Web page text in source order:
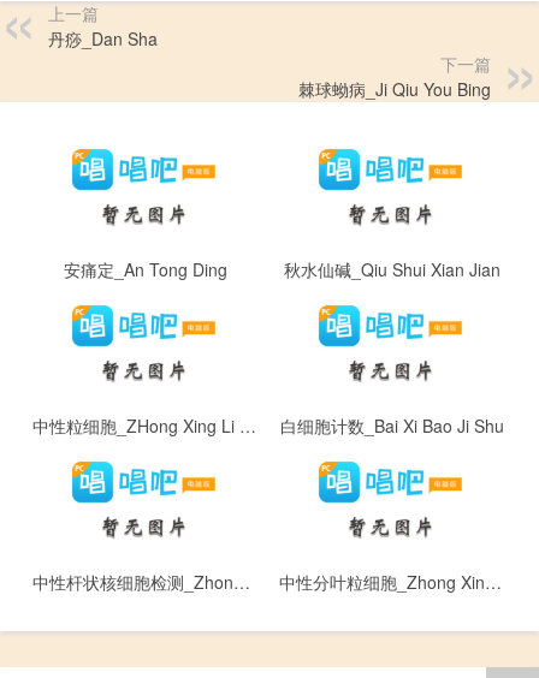
上一篇
丹痧_Dan Sha
下一篇
棘球蚴病_Ji Qiu You Bing
安痛定_An Tong Ding 秋水仙碱_Qiu Shui Xian Jian
中性粒细胞_ZHong Xing Li Xing Bao 白细胞计数_Bai Xi Bao Ji Shu
中性杆状核细胞检测_Zhong Xing Gan Zhuang He Xi Bao 中性分叶粒细胞_Zhong Xing Fen Ye Li Xi Bao